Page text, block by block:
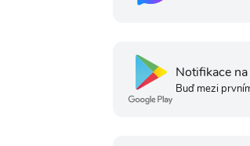
Notifikace na
Buď mezi